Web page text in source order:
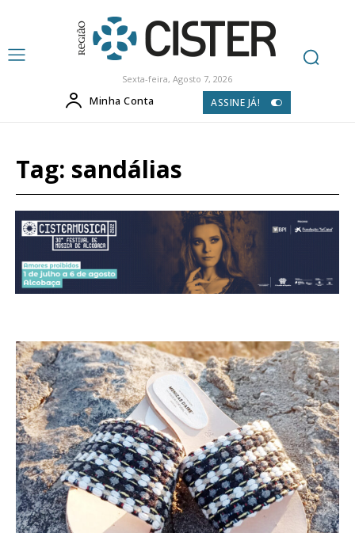
Sexta-feira, Agosto 7, 2026
Minha Conta ASSINE JÁ!
Tag: sandálias